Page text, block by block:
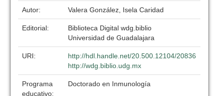
Autor: Valera González, Isela Caridad
Editorial:
Biblioteca Digital wdg.biblio
Universidad de Guadalajara
URI:
http://hdl.handle.net/20.500.12104/20836
http://wdg.biblio.udg.mx
Programa
educativo:
Doctorado en Inmunología